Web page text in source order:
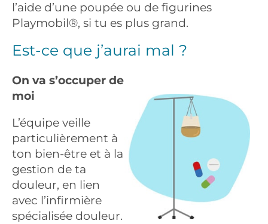
l’aide d’une poupée ou de figurines
Playmobil®, si tu es plus grand.
Est-ce que j’aurai mal ?
On va s’occuper de
moi
L’équipe veille
particulièrement à
ton bien-être et à la
gestion de ta
douleur, en lien
avec l’infirmière
spécialisée douleur.